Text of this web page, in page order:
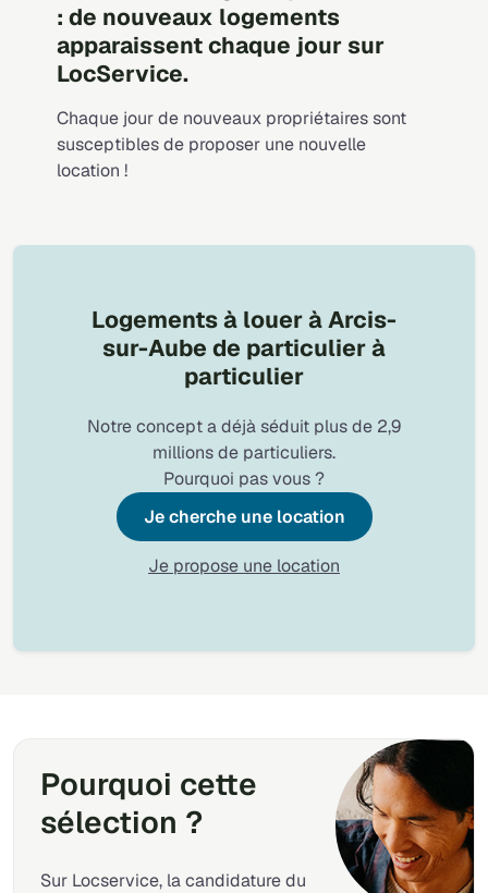
: de nouveaux logements
apparaissent chaque jour sur
LocService.
Chaque jour de nouveaux propriétaires sont
susceptibles de proposer une nouvelle
location !
Logements à louer à Arcis-
sur-Aube de particulier à
particulier
Notre concept a déjà séduit plus de 2,9
millions de particuliers.
Pourquoi pas vous ?
Je cherche une location
Je propose une location
Pourquoi cette
sélection ?
Sur Locservice, la candidature du